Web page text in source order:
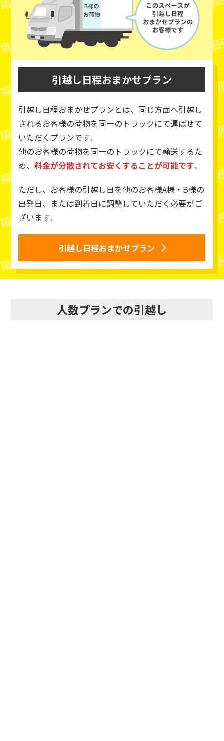
引越し日程おまかせプラン
引越し日程おまかせプランとは、同じ方面へ引越し
されるお客様の荷物を同一のトラックにて運ばせて
いただくプランです。
他のお客様の荷物を同一のトラックにて輸送するた
め、料金が分散されてお安くすることが可能です。
ただし、お客様の引越し日を他のお客様A様・B様の
出発日、または到着日に調整していただく必要がご
ざいます。
引越し日程おまかせプラン
人数プランでの引越し